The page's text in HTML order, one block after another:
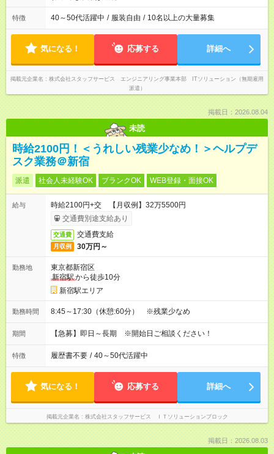
特徴 40～50代活躍中 / 服装自由 / 10名以上の大量募集
気になる！ 応募する 詳細へ
掲載元企業名
株式会社スタッフサービス エンジニアリング事業本部 ITソリューション（無期雇用
派遣）
掲載日：2026.08.04
未読
時給2100円！＜うれしい残業少なめ！＞ヘルプデ
スク業務＠新宿
派遣 社会人未経験OK ブランクOK WEB登録・面接OK
給与
時給2100円+交 【月収例】32万5500円
交通費別途支給あり
交通費 交通費支給
月収例 30万円～
勤務地
東京都新宿区
新宿駅から徒歩10分
新宿駅エリア
勤務時間 8:45～17:30（休憩:60分） ※残業少なめ
期間 【急募】即日～長期 ※開始日ご相談ください！
特徴 履歴書不要 / 40～50代活躍中
気になる！ 応募する 詳細へ
掲載元企業名 株式会社スタッフサービス ＩＴソリューションブロック
掲載日：2026.08.03